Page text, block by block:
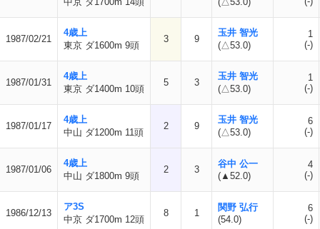
1987/02/21
4歳上
東京 ダ1600m 9頭
3 9
玉井 智光
(△53.0)
1
(-)
1987/01/31
4歳上
東京 ダ1400m 10頭
5 3
玉井 智光
(△53.0)
1
(-)
1987/01/17
4歳上
中山 ダ1200m 11頭
2 9
玉井 智光
(△53.0)
6
(-)
1987/01/06
4歳上
中山 ダ1800m 9頭
2 3
谷中 公一
(▲52.0)
4
(-)
1986/12/13
ア3S
中京 ダ1700m 12頭
8 1
関野 弘行
(54.0)
6
(-)